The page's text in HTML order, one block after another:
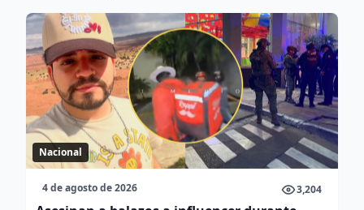
Nacional
4 de agosto de 2026 3,204